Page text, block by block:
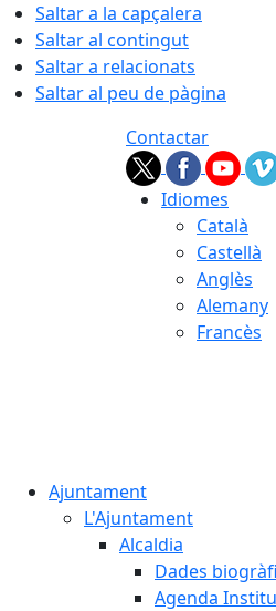
Saltar a la capçalera
Saltar al contingut
Saltar a relacionats
Saltar al peu de pàgina
Contactar
Idiomes
Català
Castellà
Anglès
Alemany
Francès
Ajuntament
L'Ajuntament
Alcaldia
Dades
Agenda